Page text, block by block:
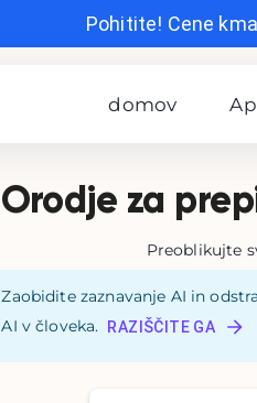
Pohitite! Cene
domov
Orodje za
Preoblikujte
Zaobidite zaznavanje AI in
AI v človeka.
RAZIŠČITE GA